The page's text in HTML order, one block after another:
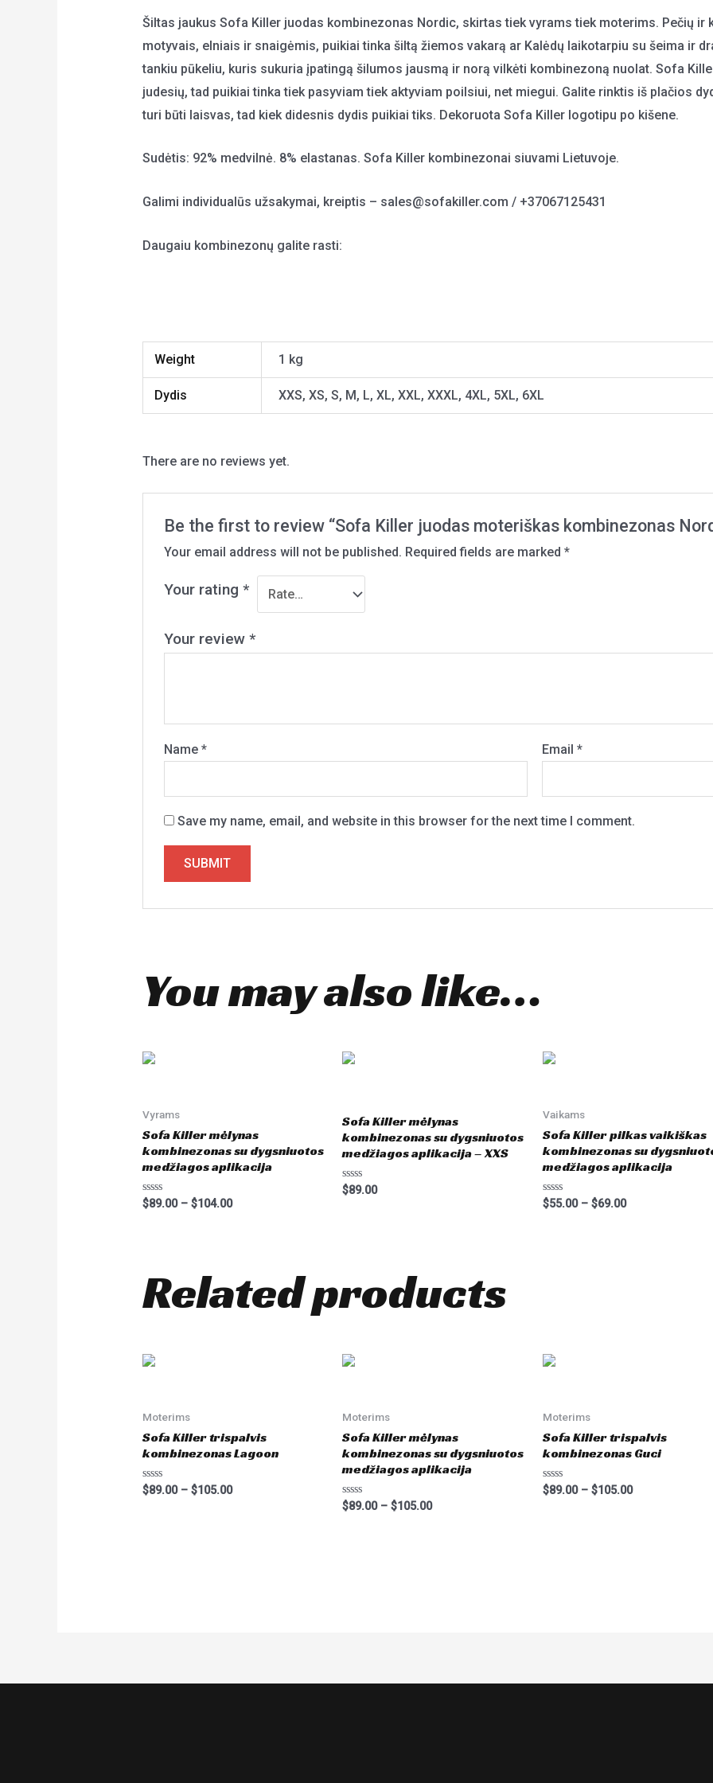
Šiltas jaukus Sofa Killer juodas kombinezonas Nordic, skirtas tiek vyrams tiek moterims. Pečių ir
motyvais, elniais ir snaigėmis, puikiai tinka šiltą žiemos vakarą ar Kalėdų laikotarpiu su šeima ir
tankiu pūkeliu, kuris sukuria įpatingą šilumos jausmą ir norą vilkėti kombinezoną nuolat. Sofa
judesių, tad puikiai tinka tiek pasyviam tiek aktyviam poilsiui, net miegui. Galite rinktis iš plačios
turi būti laisvas, tad kiek didesnis dydis puikiai tiks. Dekoruota Sofa Killer logotipu po kišene.
Sudėtis: 92% medvilnė. 8% elastanas. Sofa Killer kombinezonai siuvami Lietuvoje.
Galimi individualūs užsakymai, kreiptis – sales@sofakiller.com / +37067125431
Daugaiu kombinezonų galite rasti:
Weight 1 kg
Dydis XXS, XS, S, M, L, XL, XXL, XXXL, 4XL, 5XL, 6XL
There are no reviews yet.
Be the first to review “Sofa Killer juodas moteriškas kombinezonas
Your email address will not be published. Required fields are marked*
Your rating*
Your review*
Name* Email*
Save my name, email, and website in this browser for the next time I comment.
You may also like…
Vyrams
Sofa Killer mėlynas
kombinezonas su dygsniuotos
medžiagos aplikacija
Rated
0
$89.00– $104.00
Sofa Killer mėlynas
kombinezonas su dygsniuotos
medžiagos aplikacija – XXS
Rated
0
$89.00
Vaikams
Sofa Killer pilkas vaikiškas
kombinezonas su
medžiagos aplikacija
Rated
0
$55.00– $69.00
Related products
Moterims
Sofa Killer trispalvis
kombinezonas Lagoon
Rated
0
$89.00– $105.00
Moterims
Sofa Killer mėlynas
kombinezonas su dygsniuotos
medžiagos aplikacija
Rated
0
$89.00–$105.00
Moterims
Sofa Killer trispalvis
kombinezonas Guci
Rated
0
$89.00– $105.00